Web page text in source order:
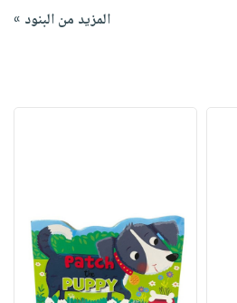
المزيد من البنود »